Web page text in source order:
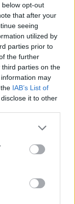
opt-out
that after your
seeing
utilized by
parties prior to
the further
parties on the
may
IAB’s List of
it to other
or more Google
You may click to
party tags to
in below Google
proyecto. Los
que
no debería
una guía que
a los
atención a
es un claro
debe ser